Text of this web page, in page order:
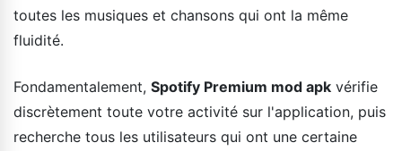
toutes les musiques et chansons qui ont la même
fluidité.
Fondamentalement, Spotify Premium mod apk vérifie
discrètement toute votre activité sur l'application, puis
recherche tous les utilisateurs qui ont une certaine